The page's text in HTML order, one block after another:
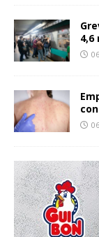
4,6